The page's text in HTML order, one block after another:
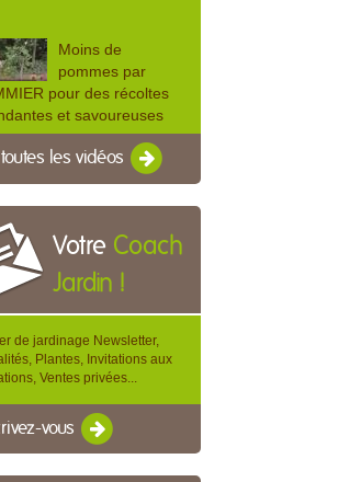
Moins de
pommes par
pour des récoltes
et savoureuses
toutes les vidéos
Votre Coach
Jardin !
de jardinage Newsletter,
Plantes, Invitations aux
Ventes privées...
vous